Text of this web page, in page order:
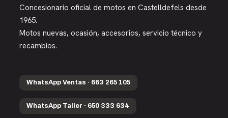
Concesionario oficial de motos en Castelldefels desde
1965.
Motos nuevas, ocasión, accesorios, servicio técnico y
recambios.
WhatsApp Ventas · 663 265 105
WhatsApp Taller · 650 333 634